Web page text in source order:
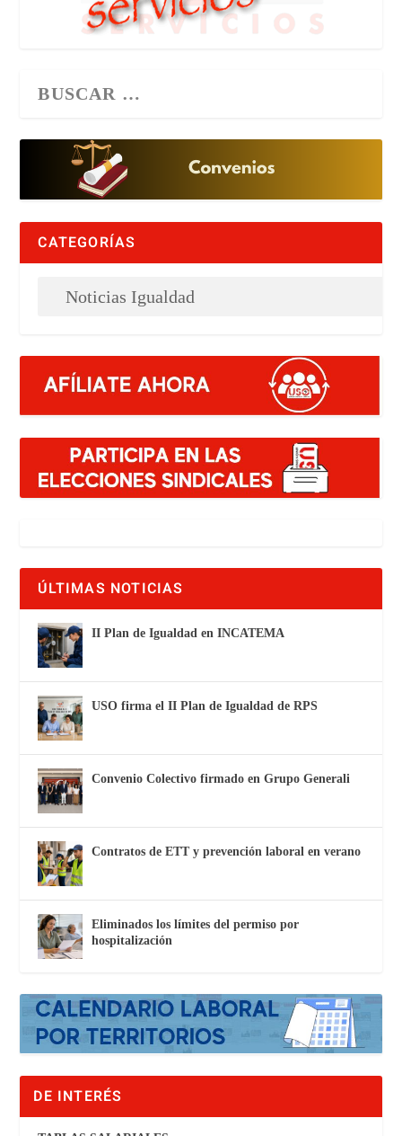
CATEGORÍAS
ÚLTIMAS NOTICIAS
II Plan de Igualdad en INCATEMA
USO firma el II Plan de Igualdad de RPS
Convenio Colectivo firmado en Grupo Generali
Contratos de ETT y prevención laboral en verano
Eliminados los límites del permiso por
hospitalización
DE INTERÉS